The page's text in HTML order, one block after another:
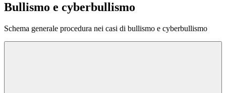
Bullismo e cyberbullismo
Schema generale procedura nei casi di bullismo e cyberbullismo